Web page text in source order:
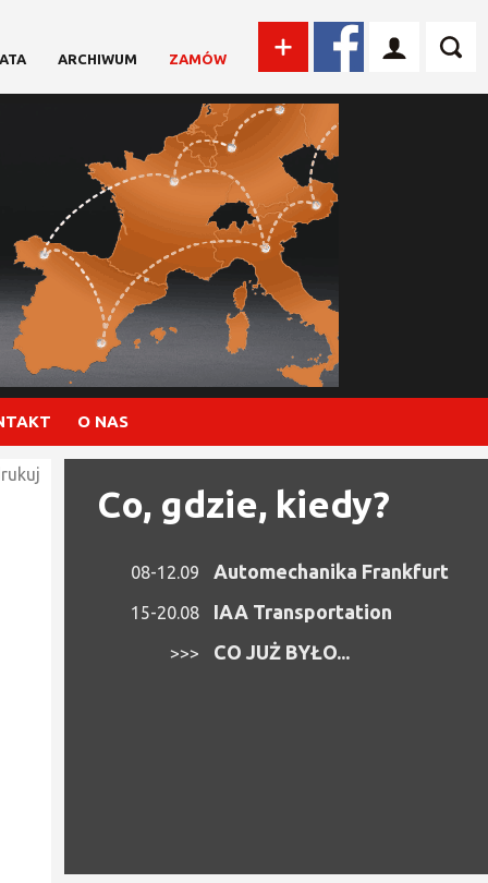
ARCHIWUM ZAMÓW
O NAS
Co, gdzie, kiedy?
08-12.09 Automechanika Frankfurt
15-20.08 IAA Transportation
>>> CO JUŻ BYŁO...